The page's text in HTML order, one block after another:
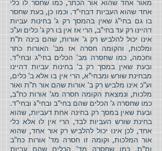
מאור אחד שהוא אור הכתר, כמו שחסר לו כלי
אחד שהוא העביות דבחי"ד. וכמו כן, בעת שחסר
בו גם בחי"ג שאין בהמסך רק ג' בחינות עביות
דהיינו רק עד בחי"ב, הרי אז אין בו רק ג' כלים וע"כ
אינו יכול להלביש רק ג' אורות, שהם בינה ת"ת
ומלכות, והקומה חסרה אז מב' האורות כתר
וחכמה, כמו שחסרה מב' הכלים בחי"ג ובחי"ד.
ובעת שאין במסך רק ב' בחינות עביות דהיינו
מבחינת שורש ומבחי"א, הרי אין בו אלא ב' כלים,
וע"כ אינו מלביש רק ב' אורות שהם אור ת"ת ואור
מלכות, ונמצאת הקומה חסרה מג' אורות כח"ב,
כמו שחסרה ג' הכלים שהם בחי"ב ובחי"ג ובחי"ד.
ובעת שאין במסך רק בחינה אחת דעביות, שהוא
בחינת שורש העביות לבד, הרי אין לו אלא כלי
אחד, לכן אינו יכול להלביש רק אור אחד, שהוא
אור המלכות, וקומה זו חסרה מד' אורות כח"ב
ות"ת, כמו שחסרה מד' הכלים שהם עביות